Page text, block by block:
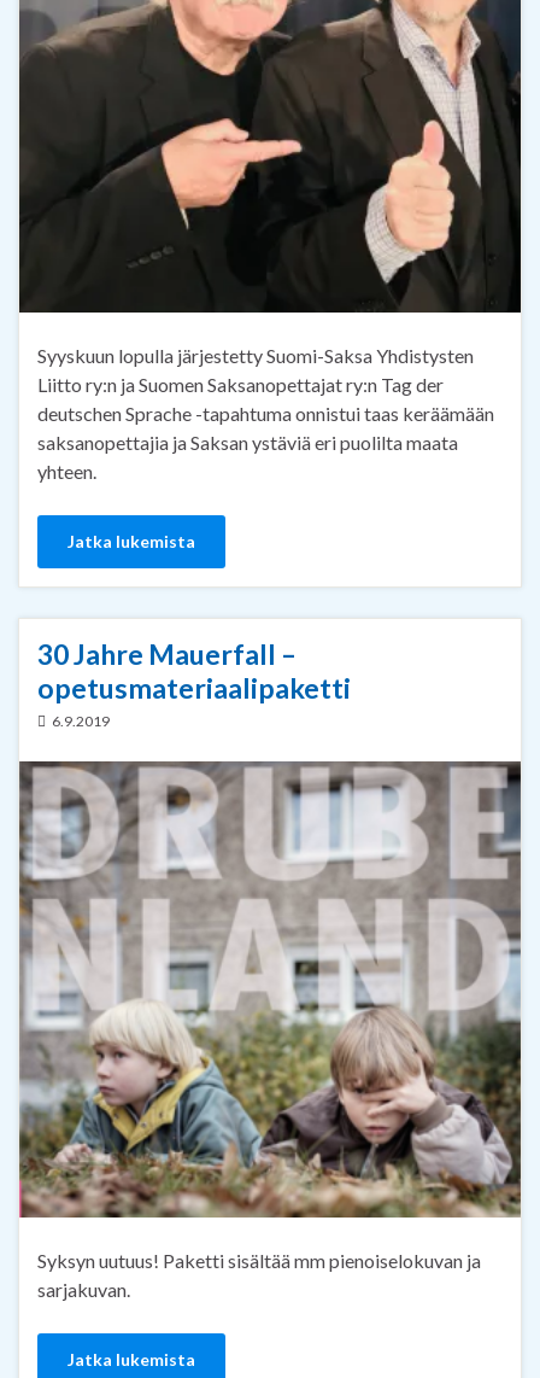
Syyskuun lopulla järjestetty Suomi-Saksa Yhdistysten
Liitto ry:n ja Suomen Saksanopettajat ry:n Tag der
deutschen Sprache -tapahtuma onnistui taas keräämään
saksanopettajia ja Saksan ystäviä eri puolilta maata
yhteen.
Jatka lukemista
30 Jahre Mauerfall –
opetusmateriaalipaketti
6.9.2019
Syksyn uutuus! Paketti sisältää mm pienoiselokuvan ja
sarjakuvan.
Jatka lukemista